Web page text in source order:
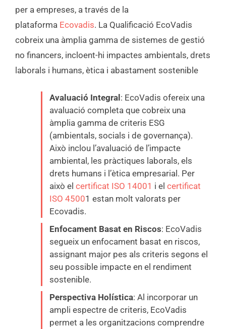
per a empreses, a través de la
plataforma Ecovadis. La Qualificació EcoVadis
cobreix una àmplia gamma de sistemes de gestió
no financers, incloent-hi impactes ambientals, drets
laborals i humans, ètica i abastament sostenible
Avaluació Integral: EcoVadis ofereix una
avaluació completa que cobreix una
àmplia gamma de criteris ESG
(ambientals, socials i de governança).
Això inclou l’avaluació de l’impacte
ambiental, les pràctiques laborals, els
drets humans i l’ètica empresarial. Per
això el certificat ISO 14001 i el certificat
ISO 45001 estan molt valorats per
Ecovadis.
Enfocament Basat en Riscos: EcoVadis
segueix un enfocament basat en riscos,
assignant major pes als criteris segons el
seu possible impacte en el rendiment
sostenible.
Perspectiva Holística: Al incorporar un
ampli espectre de criteris, EcoVadis
permet a les organitzacions comprendre